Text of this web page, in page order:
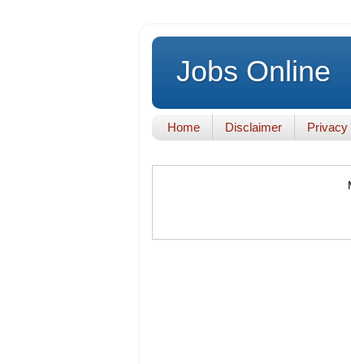
Jobs Online
Home Disclaimer Privacy